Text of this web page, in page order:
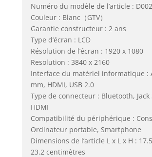
Numéro du modèle de l’article : D002
Couleur : Blanc（GTV）
Garantie constructeur : 2 ans
Type d’écran : LCD
Résolution de l’écran : 1920 x 1080
Resolution : 3840 x 2160
Interface du matériel informatique :
mm, HDMI, USB 2.0
Type de connecteur : Bluetooth, Jack
HDMI
Compatibilité du périphérique :
Ordinateur portable, Smartphone
Dimensions de l’article L x L x H :
23.2 centimètres